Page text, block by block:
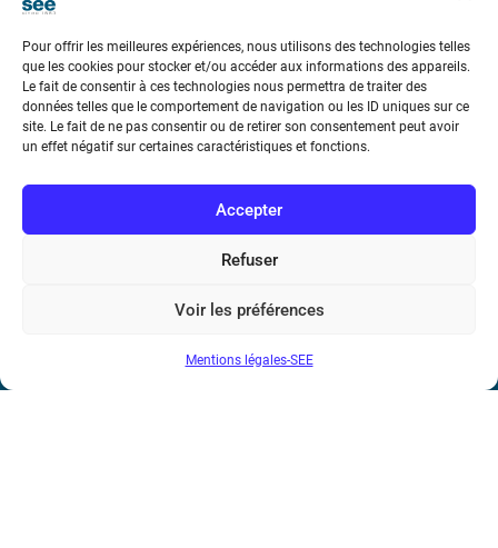
Pour offrir les meilleures expériences, nous utilisons des technologies telles
que les cookies pour stocker et/ou accéder aux informations des appareils.
Le fait de consentir à ces technologies nous permettra de traiter des
données telles que le comportement de navigation ou les ID uniques sur ce
site. Le fait de ne pas consentir ou de retirer son consentement peut avoir
un effet négatif sur certaines caractéristiques et fonctions.
Accepter
Refuser
Voir les préférences
Mentions légales-SEE
Bicentenaire des découvertes d’André-
Conditions Générales de Vente
17 rue de l’Amiral Hamelin75116 Paris
Métro : « Boissière » Ligne 6 et « Iéna » Ligne 9
Téléphone : (+33) 1 56 90 37 17
communautaire : FR44 785 393 232